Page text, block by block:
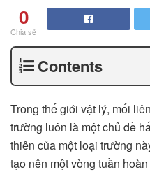
0
Chia sẻ
Contents
Trong thế giới vật lý, mối
trường luôn là một chủ đề
thiên của một loại trường
tạo nên một vòng tuần